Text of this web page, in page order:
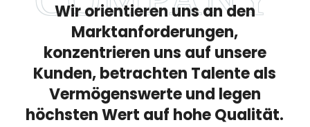
Wir orientieren uns an den
Marktanforderungen,
konzentrieren uns auf unsere
Kunden, betrachten Talente als
Vermögenswerte und legen
höchsten Wert auf hohe Qualität.